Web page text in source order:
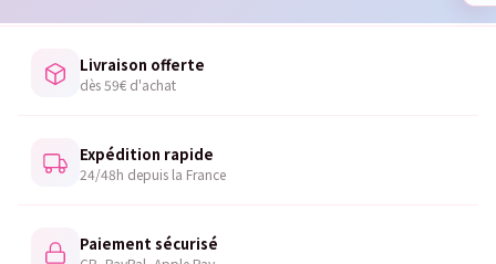
Livraison offerte
dès 59€ d'achat
Expédition rapide
24/48h depuis la France
Paiement sécurisé